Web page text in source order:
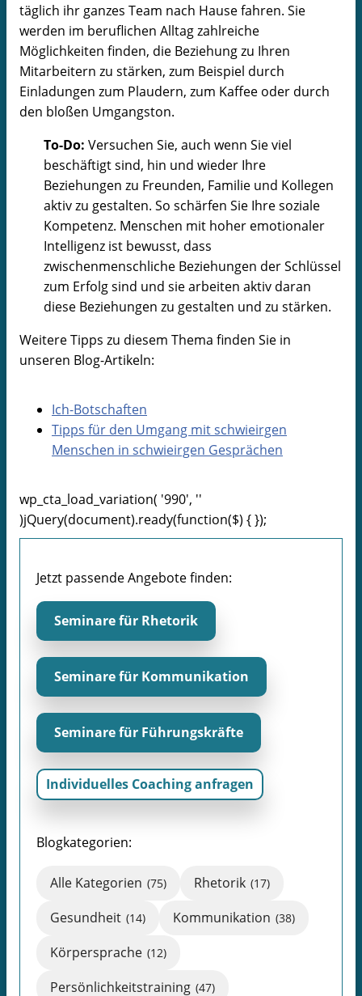
täglich ihr ganzes Team nach Hause fahren. Sie
werden im beruflichen Alltag zahlreiche
Möglichkeiten finden, die Beziehung zu Ihren
Mitarbeitern zu stärken, zum Beispiel durch
Einladungen zum Plaudern, zum Kaffee oder durch
den bloßen Umgangston.
To-Do: Versuchen Sie, auch wenn Sie viel
beschäftigt sind, hin und wieder Ihre
Beziehungen zu Freunden, Familie und Kollegen
aktiv zu gestalten. So schärfen Sie Ihre soziale
Kompetenz. Menschen mit hoher emotionaler
Intelligenz ist bewusst, dass
zwischenmenschliche Beziehungen der Schlüssel
zum Erfolg sind und sie arbeiten aktiv daran
diese Beziehungen zu gestalten und zu stärken.
Weitere Tipps zu diesem Thema finden Sie in
unseren Blog-Artikeln:
Ich-Botschaften
Tipps für den Umgang mit schwieirgen
Menschen in schwieirgen Gesprächen
wp_cta_load_variation( '990', ''
)jQuery(document).ready(function($) { });
Jetzt passende Angebote finden:
Seminare für Rhetorik
Seminare für Kommunikation
Seminare für Führungskräfte
Individuelles Coaching anfragen
Blogkategorien:
Alle Kategorien (75) Rhetorik (17)
Gesundheit (14) Kommunikation (38)
Körpersprache (12)
Persönlichkeitstraining (47)